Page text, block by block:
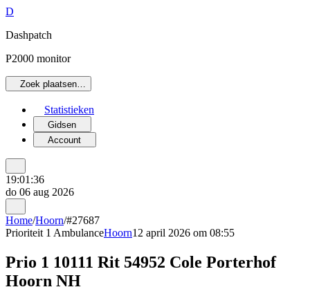
D
Dashpatch
P2000 monitor
Zoek plaatsen…
Statistieken
Gidsen
Account
19:01:36
do 06 aug 2026
Home/Hoorn/#27687
Prioriteit 1 AmbulanceHoorn12 april 2026 om 08:55
Prio 1 10111 Rit 54952 Cole Porterhof
Hoorn NH